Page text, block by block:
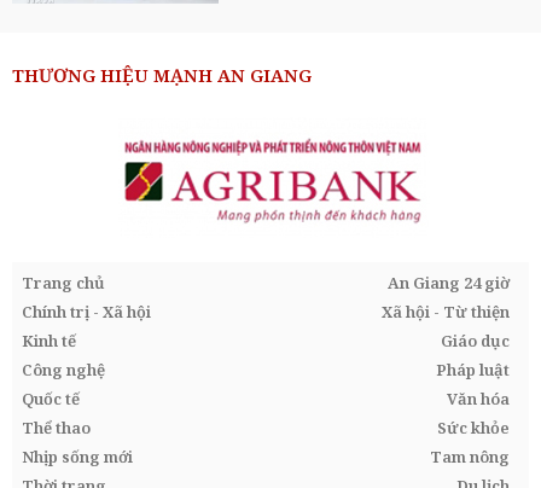
THƯƠNG HIỆU MẠNH AN GIANG
Trang chủ
An Giang 24 giờ
Chính trị - Xã hội
Xã hội - Từ thiện
Kinh tế
Giáo dục
Công nghệ
Pháp luật
Quốc tế
Văn hóa
Thể thao
Sức khỏe
Nhịp sống mới
Tam nông